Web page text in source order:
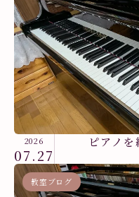
2026
07.27
ピアノ
教室ブログ